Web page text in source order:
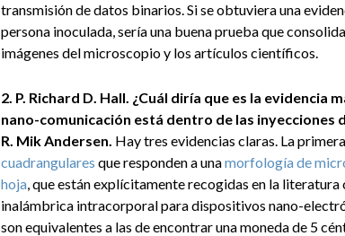
transmisión de datos binarios. Si se obtuviera una
persona inoculada, sería una buena prueba que
imágenes del microscopio y los artículos científicos.
2. P. Richard D. Hall. ¿Cuál diría que es la
nano-comunicación está dentro de las inyecciones
R. Mik Andersen. Hay tres evidencias claras. La
cuadrangulares que responden a unamorfología de
hoja, que están explícitamente recogidas en la
inalámbrica intracorporal para dispositivos nano-
son equivalentes a las de encontrar una moneda de 5